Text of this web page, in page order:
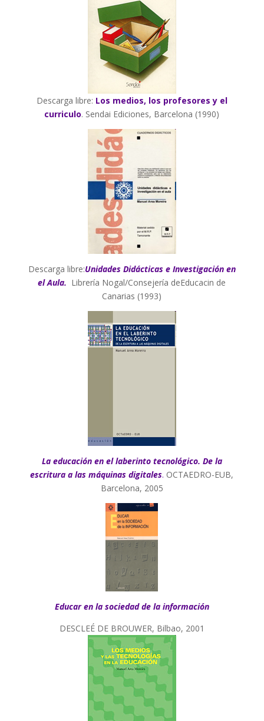
Descarga libre: Los medios, los profesores y el
curriculo. Sendai Ediciones, Barcelona (1990)
Descarga libre:Unidades Didácticas e Investigación en
el Aula. Librerí­a Nogal/Consejería deEducacin de
Canarias (1993)
La educación en el laberinto tecnológico. De la
escritura a las máquinas digitales. OCTAEDRO-EUB,
Barcelona, 2005
Educar en la sociedad de la información
DESCLEÉ DE BROUWER, Bilbao, 2001